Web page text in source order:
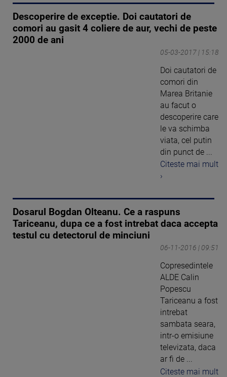
Descoperire de exceptie. Doi cautatori de
comori au gasit 4 coliere de aur, vechi de peste
2000 de ani
05-03-2017 | 15:18
Doi cautatori de
comori din
Marea Britanie
au facut o
descoperire care
le va schimba
viata, cel putin
din punct de ...
Citeste mai mult
›
Dosarul Bogdan Olteanu. Ce a raspuns
Tariceanu, dupa ce a fost intrebat daca accepta
testul cu detectorul de minciuni
06-11-2016 | 09:51
Copresedintele
ALDE Calin
Popescu
Tariceanu a fost
intrebat
sambata seara,
intr-o emisiune
televizata, daca
ar fi de ...
Citeste mai mult